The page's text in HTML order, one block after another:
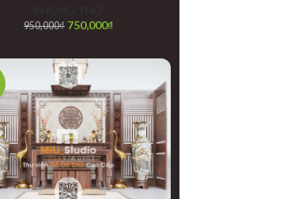
950,000₫ 750,000₫